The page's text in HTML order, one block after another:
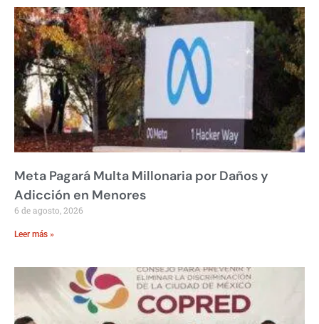
Meta Pagará Multa Millonaria por Daños y
Adicción en Menores
6 de agosto, 2026
Leer más »